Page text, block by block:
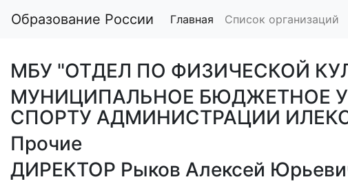
Образование России Главная Список организаций
МБУ "ОТДЕЛ ПО ФИЗИЧЕСКОЙ
МУНИЦИПАЛЬНОЕ БЮДЖЕТНОЕ
СПОРТУ АДМИНИСТРАЦИИ
Прочие
ДИРЕКТОР Рыков Алексей